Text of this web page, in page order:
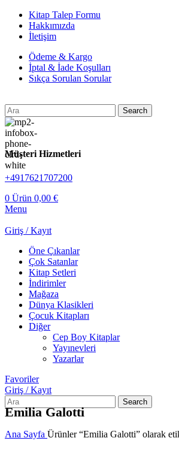
Kitap Talep Formu
Hakkımızda
İletişim
Ödeme & Kargo
İptal & İade Koşulları
Sıkça Sorulan Sorular
Search
Müşteri Hizmetleri
+4917621707200
0 Ürün 0,00 €
Menu
Giriş / Kayıt
Öne Çıkanlar
Çok Satanlar
Kitap Setleri
İndirimler
Mağaza
Dünya Klasikleri
Çocuk Kitapları
Diğer
Cep Boy Kitaplar
Yayınevleri
Yazarlar
Favoriler
Giriş / Kayıt
Search
Emilia Galotti
Ana Sayfa Ürünler “Emilia Galotti” olarak